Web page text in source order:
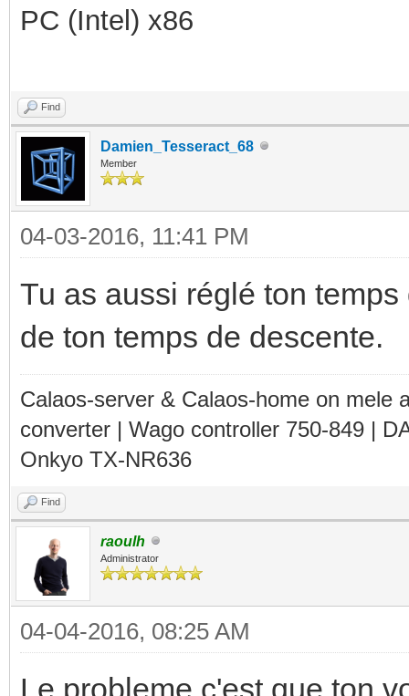
PC (Intel) x86
Find
Damien_Tesseract_68
Member
04-03-2016, 11:41 PM
Tu as aussi réglé ton
de ton temps de descente.
Calaos-server & Calaos-home on mele
converter | Wago controller 750-849 |
Onkyo TX-NR636
Find
raoulh
Administrator
04-04-2016, 08:25 AM
Le probleme c'est que ton